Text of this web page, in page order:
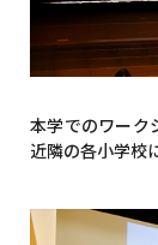
本学でのワーク
近隣の各小学校